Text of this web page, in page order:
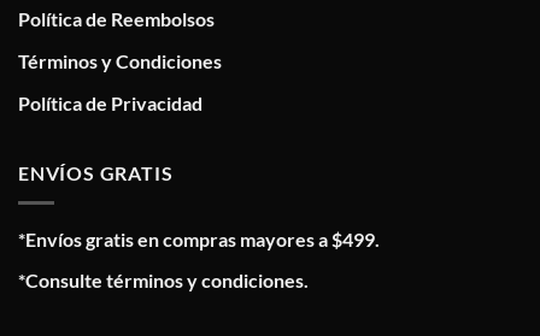
Política de Reembolsos
Términos y Condiciones
Política de Privacidad
ENVÍOS GRATIS
*Envíos gratis en compras mayores a $499.
*Consulte términos y condiciones.